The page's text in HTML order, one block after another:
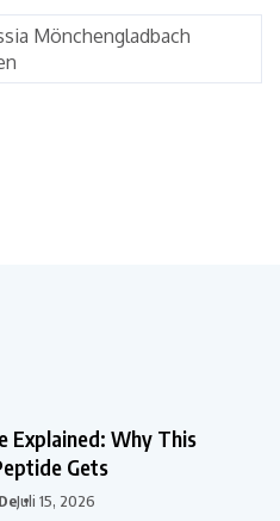
Mönchengladbach
Explained: Why This
Gets
Juli 15, 2026